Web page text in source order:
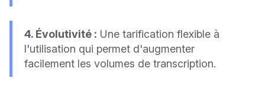
4. Évolutivité : Une tarification flexible à
l'utilisation qui permet d'augmenter
facilement les volumes de transcription.